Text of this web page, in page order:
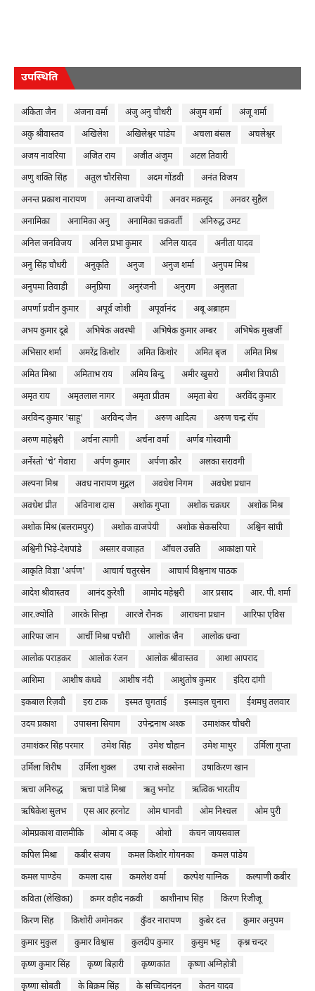
उपस्थिति
अंकिता जैन अंजना वर्मा अंजु अनु चौधरी अंजुम शर्मा
अंजू शर्मा
अकु श्रीवास्तव
अखिलेश अखिलेश्वर पांडेय अचला बंसल
अचलेश्वर
अजय नावरिया
अजित राय अजीत अंजुम
अटल तिवारी
अणु शक्ति सिंह
अतुल चौरसिया अदम गोंडवी
अनंत विजय
अनन्त प्रकाश नारायण
अनन्या वाजपेयी अनवर मक़सूद
अनवर सुहैल
अनामिका
अनामिका अनु अनामिका चक्रवर्ती
अनिरुद्ध उमट
अनिल जनविजय
अनिल प्रभा कुमार अनिल यादव
अनीता यादव
अनु सिंह चौधरी
अनुकृति अनुज अनुज शर्मा
अनुपम मिश्र
अनुपमा तिवाड़ी
अनुप्रिया अनुरंजनी अनुराग
अनुलता
अपर्णा प्रवीन कुमार
अपूर्व जोशी अपूर्वानंद
अबू अब्राहम
अभय कुमार दूबे
अभिषेक अवस्थी अभिषेक कुमार अम्बर
अभिषेक मुखर्जी
अभिसार शर्मा
अमरेंद्र किशोर अमित किशोर अमित बृज
अमित मिश्र
अमित मिश्रा
अमिताभ राय अमिय बिन्दु अमीर खुसरो
अमीश त्रिपाठी
अमृत राय
अमृतलाल नागर अमृता प्रीतम अमृता बेरा
अरविंद कुमार
अरविन्द कुमार 'साहू'
अरविन्द जैन अरुण आदित्य
अरुण चन्द्र रॉय
अरुण माहेश्वरी
अर्चना त्यागी अर्चना वर्मा
अर्णब गोस्वामी
अर्नेस्तो ‘चे’ गेवारा
अर्पण कुमार अर्पणा कौर
अलका सरावगी
अल्पना मिश्र
अवध नारायण मुद्गल अवधेश निगम
अवधेश प्रधान
अवधेश प्रीत
अविनाश दास अशोक गुप्ता अशोक चक्रधर
अशोक मिश्र
अशोक मिश्र (बलरामपुर)
अशोक वाजपेयी अशोक सेकसरिया
अश्विन सांघी
अश्विनी भिड़े-देशपांडे
असग़र वजाहत आँचल उन्नति
आकांक्षा पारे
आकृति विज्ञा 'अर्पण'
आचार्य चतुरसेन
आचार्य विश्वनाथ पाठक
आदेश श्रीवास्तव
आनंद कुरेशी आमोद महेश्वरी आर प्रसाद
आर. पी. शर्मा
आर.ज्योति
आरके सिन्हा आरजे रौनक आराधना प्रधान
आरिफा एविस
आरिफा जान
आर्ची मिश्रा पचौरी आलोक जैन
आलोक धन्वा
आलोक पराड़कर
आलोक रंजन आलोक श्रीवास्तव
आशा आपराद
आशिमा
आशीष कंधवे आशीष नंदी आशुतोष कुमार
इंदिरा दांगी
इकबाल रिज़वी
इरा टाक इस्मत चुगताई इस्माइल चुनारा
ईशमधु तलवार
उदय प्रकाश
उपासना सियाग उपेन्द्रनाथ अश्क
उमाशंकर चौधरी
उमाशंकर सिंह परमार
उमेश सिंह उमेश चौहान उमेश माथुर
उर्मिला गुप्ता
उर्मिला शिरीष
उर्मिला शुक्ल उषा राजे सक्सेना
उषाकिरण खान
ऋचा अनिरुद्ध
ऋचा पांडे मिश्रा ऋतु भनोट
ऋत्विक भारतीय
ऋषिकेश सुलभ
एस आर हरनोट ओम थानवी ओम निश्‍चल
ओम पुरी
ओमप्रकाश वालमीकि
ओमा द अक् ओशो
कंचन जायसवाल
कपिल मिश्रा
कबीर संजय कमल किशोर गोयनका
कमल पांडेय
कमल पाण्डेय
कमला दास कमलेश वर्मा कल्पेश याग्निक
कल्याणी कबीर
कविता (लेखिका)
क़मर वहीद नक़वी काशीनाथ सिंह
किरण रिजीजू
किरण सिंह
किशोरी अमोनकर कुँवर नारायण कुबेर दत्त
कुमार अनुपम
कुमार मुकुल
कुमार विश्वास कुलदीप कुमार कुसुम भट्ट
कृश्न चन्दर
कृष्ण कुमार सिंह
कृष्ण बिहारी कृष्णकांत
कृष्णा अग्निहोत्री
कृष्णा सोबती
के बिक्रम सिंह के सच्चिदानंदन
केतन यादव